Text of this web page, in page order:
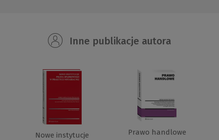
Inne publikacje autora
Nowe instytucje
Prawo handlowe